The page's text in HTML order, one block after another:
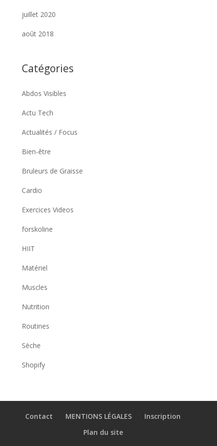
juillet 2020
août 2018
Catégories
Abdos Visibles
Actu Tech
Actualités / Focus
Bien-être
Bruleurs de Graisse
Cardio
Exercices Videos
forskoline
HIIT
Matériel
Muscles
Nutrition
Routines
Sèche
Shopify
Contact MENTIONS LÉGALES
Inscription
Plan du site